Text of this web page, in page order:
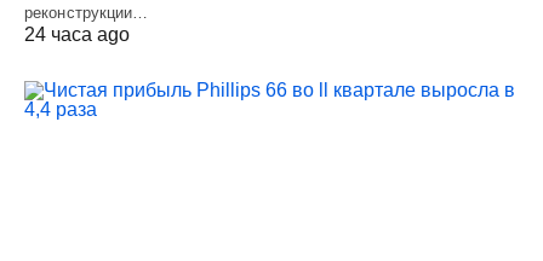
реконструкции…
24 часа ago